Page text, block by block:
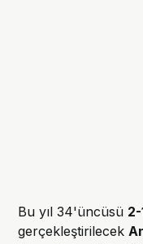
Bu yıl 34'üncüsü 2-
gerçekleştirilecek